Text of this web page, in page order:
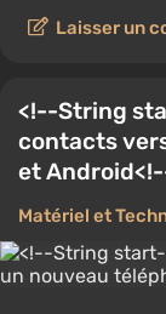
Laisser un
<!--String
contacts
et
Matériel et